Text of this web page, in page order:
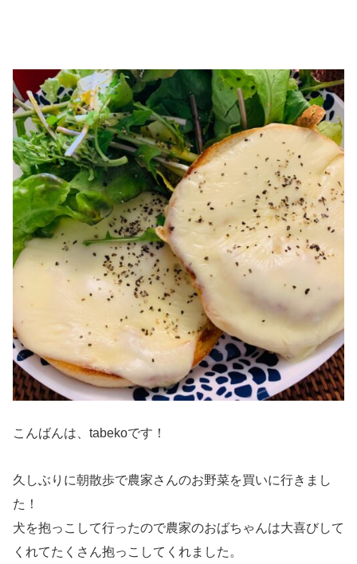
こんばんは、tabekoです！
久しぶりに朝散歩で農家さんのお野菜を買いに行きまし
た！
犬を抱っこして行ったので農家のおばちゃんは大喜びして
くれてたくさん抱っこしてくれました。